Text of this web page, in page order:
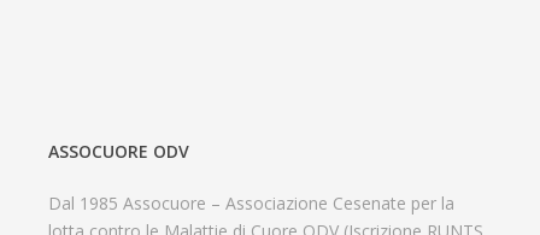
ASSOCUORE ODV
Dal 1985 Assocuore – Associazione Cesenate per la